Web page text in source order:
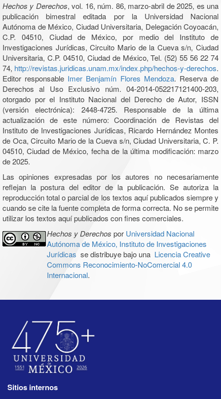
Hechos y Derechos, vol. 16, núm. 86, marzo-abril de 2025, es una
publicación bimestral editada por la Universidad Nacional
Autónoma de México, Ciudad Universitaria, Delegación Coyoacán,
C.P. 04510, Ciudad de México, por medio del Instituto de
Investigaciones Jurídicas, Circuito Mario de la Cueva s/n, Ciudad
Universitaria, C.P. 04510, Ciudad de México, Tel. (52) 55 56 22 74
74, http://revistas.juridicas.unam.mx/index.php/hechos-y-derechos.
Editor responsable Imer Benjamín Flores Mendoza. Reserva de
Derechos al Uso Exclusivo núm. 04-2014-052217121400-203,
otorgado por el Instituto Nacional del Derecho de Autor, ISSN
(versión electrónica): 2448-4725. Responsable de la última
actualización de este número: Coordinación de Revistas del
Instituto de Investigaciones Jurídicas, Ricardo Hernández Montes
de Oca, Circuito Mario de la Cueva s/n, Ciudad Universitaria, C. P.
04510, Ciudad de México, fecha de la última modificación: marzo
de 2025.
Las opiniones expresadas por los autores no necesariamente
reflejan la postura del editor de la publicación. Se autoriza la
reproducción total o parcial de los textos aquí publicados siempre y
cuando se cite la fuente completa de forma correcta. No se permite
utilizar los textos aquí publicados con fines comerciales.
Hechos y Derechos por Universidad Nacional
Autónoma de México, Instituto de Investigaciones
Jurídicas se distribuye bajo una Licencia Creative
Commons Reconocimiento-NoComercial 4.0
Internacional.
Sitios internos